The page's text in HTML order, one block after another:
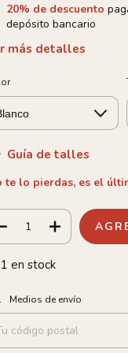
20% de descuento
depósito bancario
más detalles
Guía de talles
te lo pierdas, es el
1 en stock
para el CP:
Medios de envío